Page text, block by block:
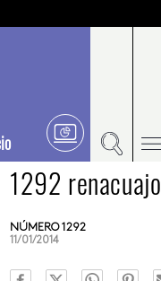
1292 renacuajo
NÚMERO 1292
11/01/2014